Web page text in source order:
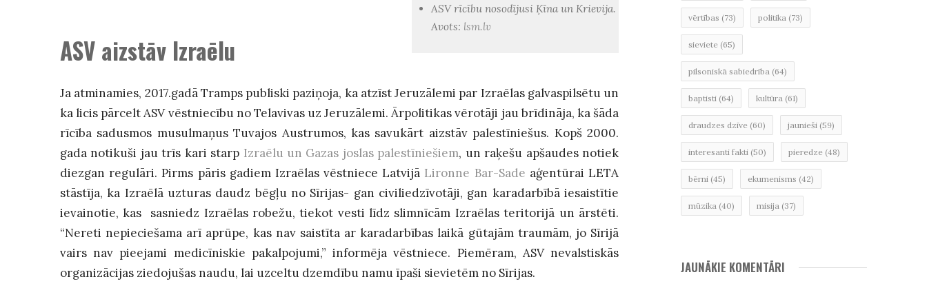
ASV rīcību nosodījusi Ķīna un Krievija.
Avots: lsm.lv
ASV aizstāv Izraēlu
Ja atminamies, 2017.gadā Tramps publiski paziņoja, ka atzīst Jeruzālemi par Izraēlas galvaspilsētu un
ka licis pārcelt ASV vēstniecību no Telavivas uz Jeruzālemi. Ārpolitikas vērotāji jau brīdināja, ka šāda
rīcība sadusmos musulmaņus Tuvajos Austrumos, kas savukārt aizstāv palestīniešus. Kopš 2000.
gada notikuši jau trīs kari starp Izraēlu un Gazas joslas palestīniešiem, un raķešu apšaudes notiek
diezgan regulāri. Pirms pāris gadiem Izraēlas vēstniece Latvijā Lironne Bar-Sade aģentūrai LETA
stāstīja, ka Izraēlā uzturas daudz bēgļu no Sīrijas- gan civiliedzīvotāji, gan karadarbībā iesaistītie
ievainotie, kas sasniedz Izraēlas robežu, tiekot vesti līdz slimnīcām Izraēlas teritorijā un ārstēti.
“Nereti nepieciešama arī aprūpe, kas nav saistīta ar karadarbības laikā gūtajām traumām, jo Sīrijā
vairs nav pieejami medicīniskie pakalpojumi,” informēja vēstniece. Piemēram, ASV nevalstiskās
organizācijas ziedojušas naudu, lai uzceltu dzemdību namu īpaši sievietēm no Sīrijas.
vērtības (73) politika (73)
sieviete (65)
pilsoniskā sabiedrība (64)
baptisti (64) kultūra (61)
draudzes dzīve (60) jaunieši (59)
interesanti fakti (50) pieredze (48)
bērni (45) ekumenisms (42)
mūzika (40) misija (37)
JAUNĀKIE KOMENTĀRI